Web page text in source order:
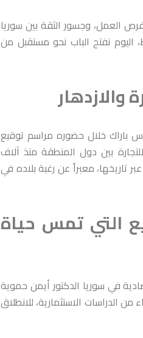
العمل، وجسور الثقة بين سوريا
اليوم نفتح الباب نحو مستقبل من
والازدهار
باراك خلال حضوره مراسم توقيع
بين دول المنطقة منذ آلاف
تاريخها، معبراً عن رغبة بلاده في
التي تمس حياة
في سوريا الدكتور أيمن حموية
الدراسات الاستثمارية، للانطلاق